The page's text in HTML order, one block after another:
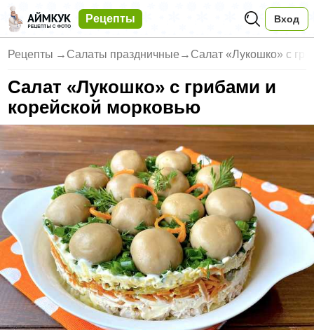
Рецепты Вход
Рецепты → Салаты праздничные → Салат «Лукошко» с
Салат «Лукошко» с грибами и
корейской морковью